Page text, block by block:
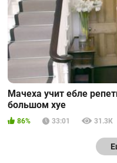
Мачеха учит ебле
большом хуе
86% 33:01 31.3К